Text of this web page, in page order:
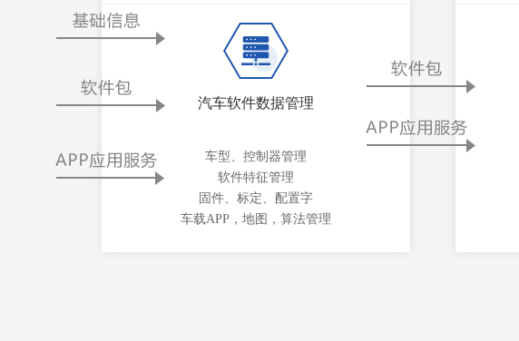
汽车软件数据管理
车型、控制器管理
软件特征管理
固件、标定、配置字
车载APP，地图，算法管理